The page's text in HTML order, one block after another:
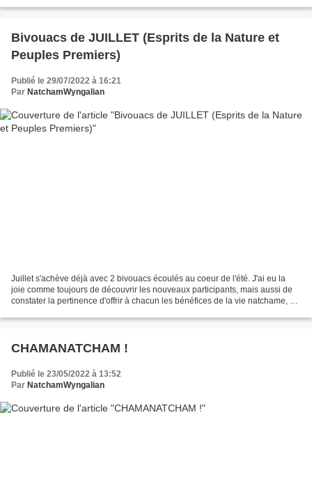
Bivouacs de JUILLET (Esprits de la Nature et
Peuples Premiers)
Publié le 29/07/2022 à 16:21
Par NatchamWyngalian
Juillet s'achève déjà avec 2 bivouacs écoulés au coeur de l'été. J'ai eu la
joie comme toujours de découvrir les nouveaux participants, mais aussi de
constater la pertinence d'offrir à chacun les bénéfices de la vie natchame, du
CHAMANATCHAM !
Publié le 23/05/2022 à 13:52
Par NatchamWyngalian